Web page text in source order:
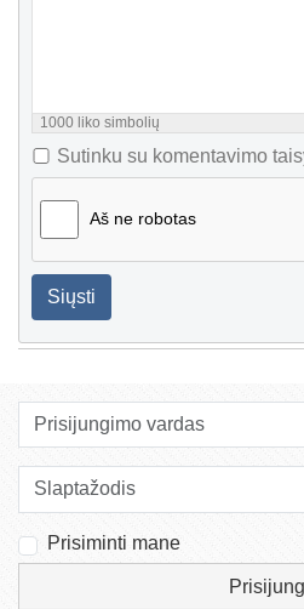
1000 liko simbolių
Sutinku su komentavimo
Aš ne robotas
Siųsti
Prisijungimo vardas
Slaptažodis
Prisiminti mane